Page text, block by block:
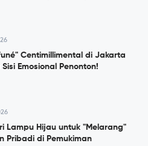
Centimillimental di Jakarta
Emosional Penonton!
Lampu Hijau untuk "Melarang"
Pribadi di Pemukiman